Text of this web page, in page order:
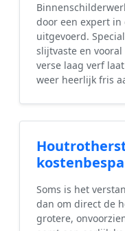
door een expert
uitgevoerd.
slijtvaste en
verse laag verf
weer heerlijk fris
Soms is het
dan om direct de
grotere,